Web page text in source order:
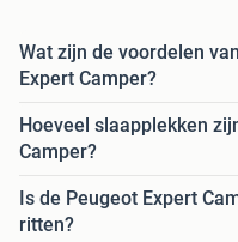
Wat zijn de voordelen
Expert Camper?
Hoeveel slaapplekken
Camper?
Is de Peugeot Expert
ritten?